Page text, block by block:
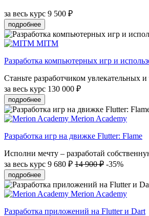
за весь курс 9 500 ₽
подробнее
MITM
Разработка компьютерных игр и
Станьте разработчиком
за весь курс 130 000 ₽
подробнее
Merion Academy
Разработка игр на движке Flutter: Flame
Исполни мечту – разработай
за весь курс 9 680 ₽ 14 900 ₽ -35%
подробнее
Merion Academy
Разработка приложений на Flutter и Dart